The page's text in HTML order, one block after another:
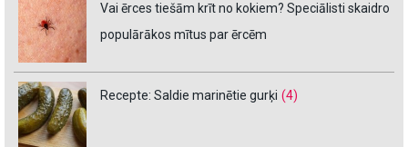
Vai ērces tiešām krīt no kokiem? Speciālisti skaidro
populārākos mītus par ērcēm
Recepte: Saldie marinētie gurķi (4)